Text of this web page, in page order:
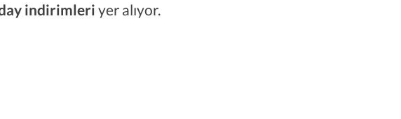
indirimleri yer alıyor.